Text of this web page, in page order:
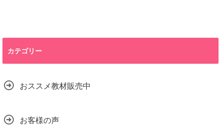
カテゴリー
おススメ教材販売中
お客様の声